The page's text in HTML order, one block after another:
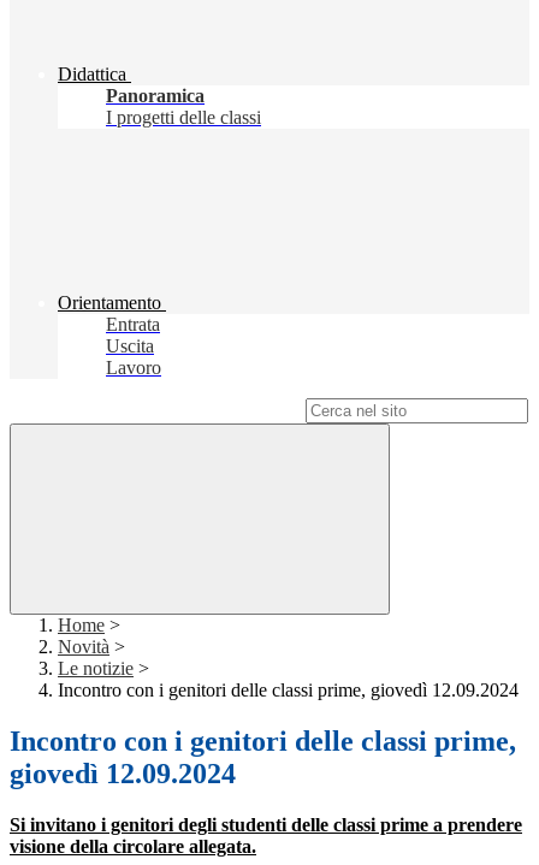
Didattica
Panoramica
I progetti delle classi
Orientamento
Entrata
Uscita
Lavoro
Home >
Novità >
Le notizie >
Incontro con i genitori delle classi prime, giovedì 12.09.2024
Incontro con i genitori delle classi prime,
giovedì 12.09.2024
Si invitano i genitori degli studenti delle classi prime a prendere
visione della circolare allegata.